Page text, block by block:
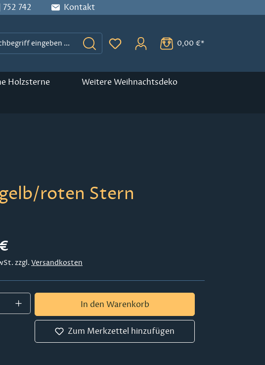
742 Kontakt
Du hast 0 Produkte auf dem
0,00 €*
Holzsterne Weitere Weihnachtsdeko
roten Stern
zzgl. Versandkosten
Anzahl: Gib den gewünschten Wert ein oder
In den Warenkorb
Zum Merkzettel hinzufügen